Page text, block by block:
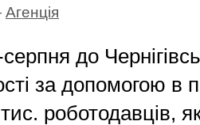
Агенцiя
до
за допомогою в
роботодавців,